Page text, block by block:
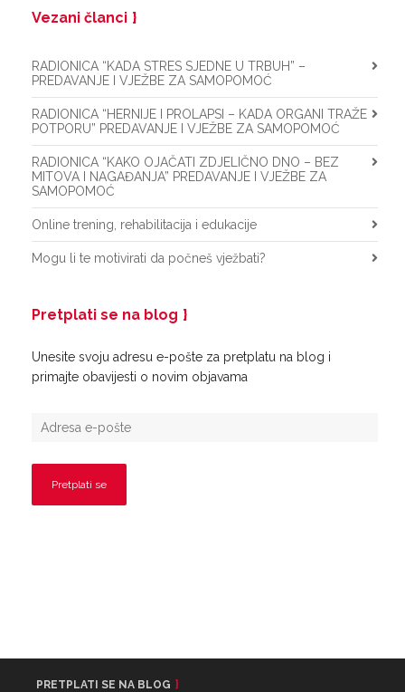
Vezani članci
RADIONICA “KADA STRES SJEDNE U TRBUH” –
PREDAVANJE I VJEŽBE ZA SAMOPOMOĆ
RADIONICA “HERNIJE I PROLAPSI – KADA ORGANI TRAŽE
POTPORU” PREDAVANJE I VJEŽBE ZA SAMOPOMOĆ
RADIONICA “KAKO OJAČATI ZDJELIČNO DNO – BEZ
MITOVA I NAGAĐANJA” PREDAVANJE I VJEŽBE ZA
SAMOPOMOĆ
Online trening, rehabilitacija i edukacije
Mogu li te motivirati da počneš vježbati?
Pretplati se na blog
Unesite svoju adresu e-pošte za pretplatu na blog i
primajte obavijesti o novim objavama
PRETPLATI SE NA BLOG